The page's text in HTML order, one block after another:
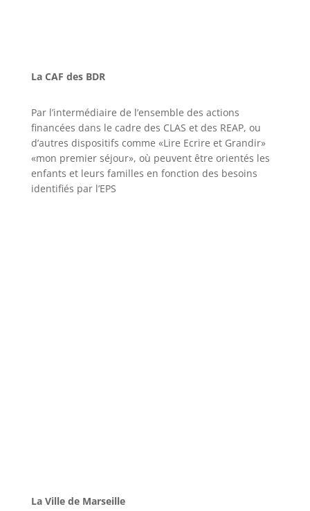
La CAF des BDR
Par l’intermédiaire de l’ensemble des actions
financées dans le cadre des CLAS et des REAP, ou
d’autres dispositifs comme «Lire Ecrire et Grandir»
«mon premier séjour», où peuvent être orientés les
enfants et leurs familles en fonction des besoins
identifiés par l’EPS
La Ville de Marseille